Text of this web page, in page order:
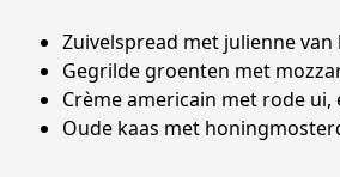
Zuivelspread met julienne
Gegrilde groenten met
Crème americain met rode ui,
Oude kaas met